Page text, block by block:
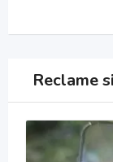
Reclame